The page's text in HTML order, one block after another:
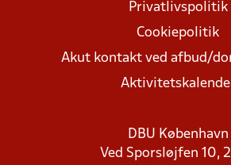
Privatlivspolitik
Cookiepolitik
Akut kontakt ved afbud/
DBU København
Ved Sporsløjfen 10,